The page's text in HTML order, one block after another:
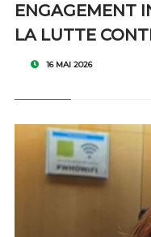
ENGAGEMENT
LA LUTTE
16 MAI 2026